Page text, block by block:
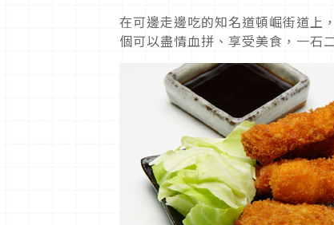
在可邊走邊吃的知名道頓崛街道上
個可以盡情血拼、享受美食，一石